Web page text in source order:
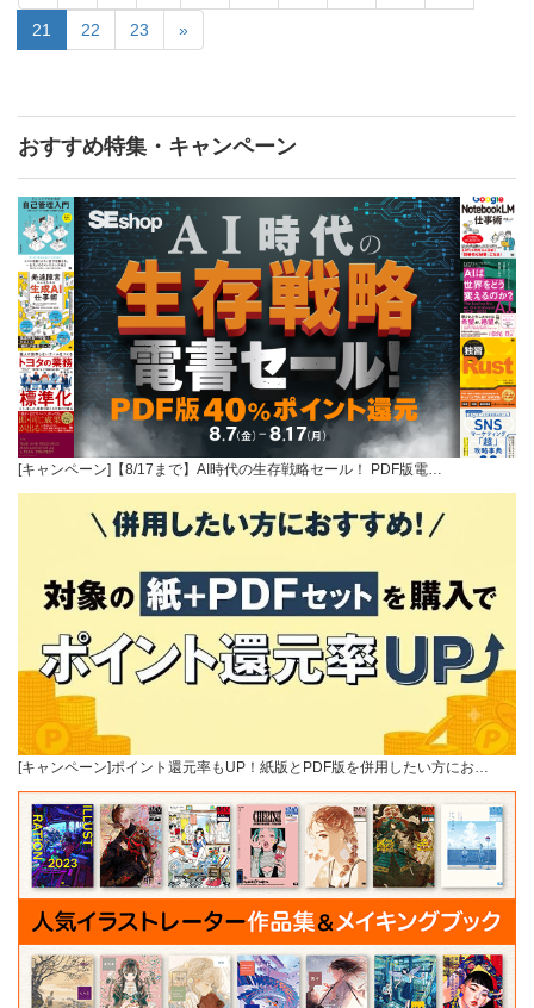
21 22 23 »
おすすめ特集・キャンペーン
[キャンペーン]【8/17まで】AI時代の生存戦略セール！ PDF版電…
[キャンペーン]ポイント還元率もUP！紙版とPDF版を併用したい方にお…